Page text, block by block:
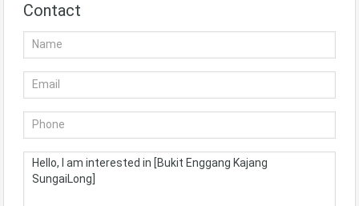
Contact